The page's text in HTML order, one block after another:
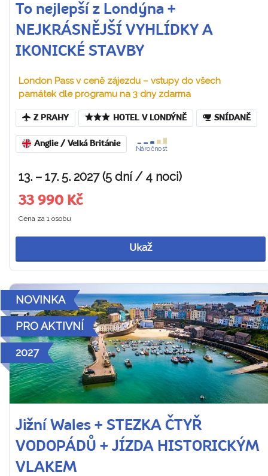
To nejlepší z Londýna +
NEJKRÁSNĚJŠÍ VYHLÍDKY A
IKONICKÉ STAVBY
London Pass v ceně zájezdu – vstupy do všech
památek dle programu na 3 dny zdarma
Z PRAHY HOTEL V LONDÝNĚ SNÍDANĚ
Anglie / Velká Británie
Náročnost
13. – 17. 5. 2027 (5 dní / 4 noci)
33 990 Kč
Cena za 1 osobu
Ukaž
NOVINKA
PRO AKTIVNÍ
2027
Jižní Wales + STEZKA ČTYŘ
VODOPÁDŮ + JÍZDA HISTORICKÝM
VLAKEM